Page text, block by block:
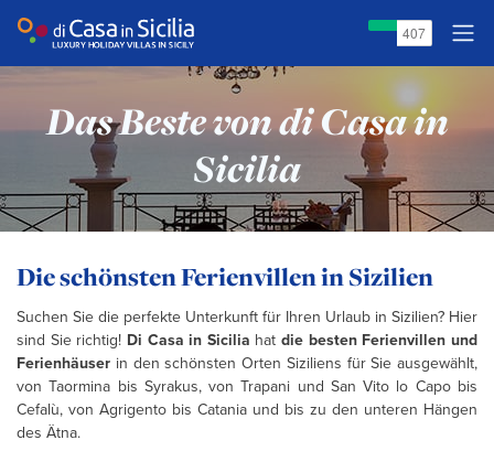
Das Beste von di Casa in
Sicilia
Die schönsten Ferienvillen in Sizilien
Suchen Sie die perfekte Unterkunft für Ihren Urlaub in Sizilien? Hier
sind Sie richtig! Di Casa in Sicilia hatdie besten Ferienvillen und
Ferienhäuser in den schönsten Orten Siziliens für Sie ausgewählt,
von Taormina bis Syrakus, von Trapani und San Vito lo Capo bis
Cefalù, von Agrigento bis Catania und bis zu den unteren Hängen
des Ätna.